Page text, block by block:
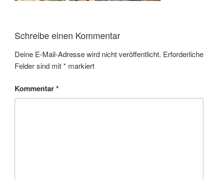
Schreibe einen Kommentar
Deine E-Mail-Adresse wird nicht veröffentlicht. Erforderliche
Felder sind mit* markiert
Kommentar*